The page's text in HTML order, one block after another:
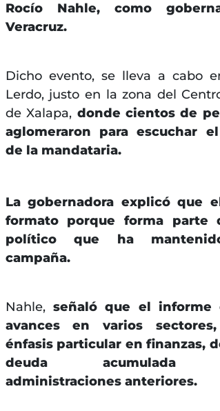
Rocío Nahle, como
Veracruz.
Dicho evento, se lleva a cabo
Lerdo, justo en la zona del
de Xalapa, donde cientos de
aglomeraron para escuchar
de la mandataria.
La gobernadora explicó que
formato porque forma parte
político que ha
campaña.
Nahle, señaló que el informe
avances en varios
énfasis particular en finanzas,
deuda acumulada
administraciones anteriores.